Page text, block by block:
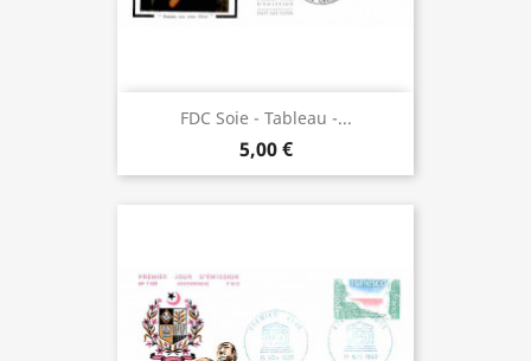
FDC Soie - Tableau -...
5,00 €